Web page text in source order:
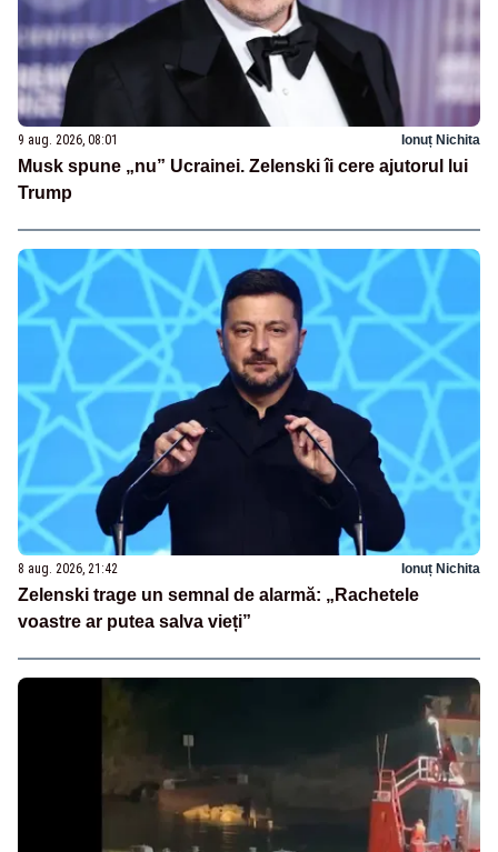
9 aug. 2026, 08:01 Ionuț Nichita
Musk spune „nu” Ucrainei. Zelenski îi cere ajutorul lui
Trump
8 aug. 2026, 21:42 Ionuț Nichita
Zelenski trage un semnal de alarmă: „Rachetele
voastre ar putea salva vieți”